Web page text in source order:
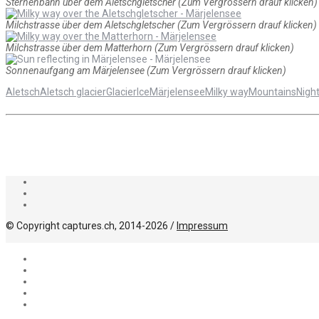
Milchstrasse über dem Aletschgletscher (Zum Vergrössern drauf klicken)
Milchstrasse über dem Matterhorn (Zum Vergrössern drauf klicken)
Sonnenaufgang am Märjelensee (Zum Vergrössern drauf klicken)
AletschAletsch glacierGlacier IceMärjelenseeMilky wayMountainsNight
© Copyright captures.ch, 2014-2026 / Impressum